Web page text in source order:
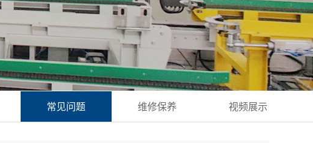
常见问题 维修保养 视频展示